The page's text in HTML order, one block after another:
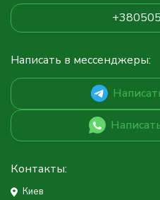
Написать в мессенджеры:
Контакты:
Киев